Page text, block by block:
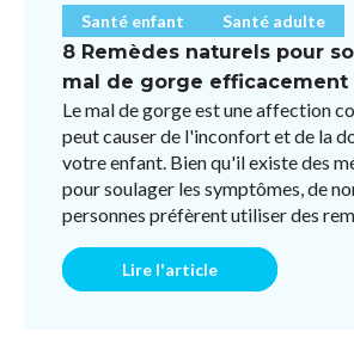
Santé enfant Santé adulte
8 Remèdes naturels pour
mal de gorge efficacement
Le mal de gorge est une affection
peut causer de l'inconfort et de la
votre enfant. Bien qu'il existe des
pour soulager les symptômes, de
personnes préfèrent utiliser des
Lire l'article